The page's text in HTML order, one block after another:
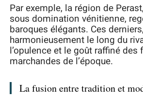
Par exemple, la région de
sous domination vénitienne,
baroques élégants. Ces
harmonieusement le long du
l’opulence et le goût raffiné des
marchandes de l’époque.
La fusion entre tradition et